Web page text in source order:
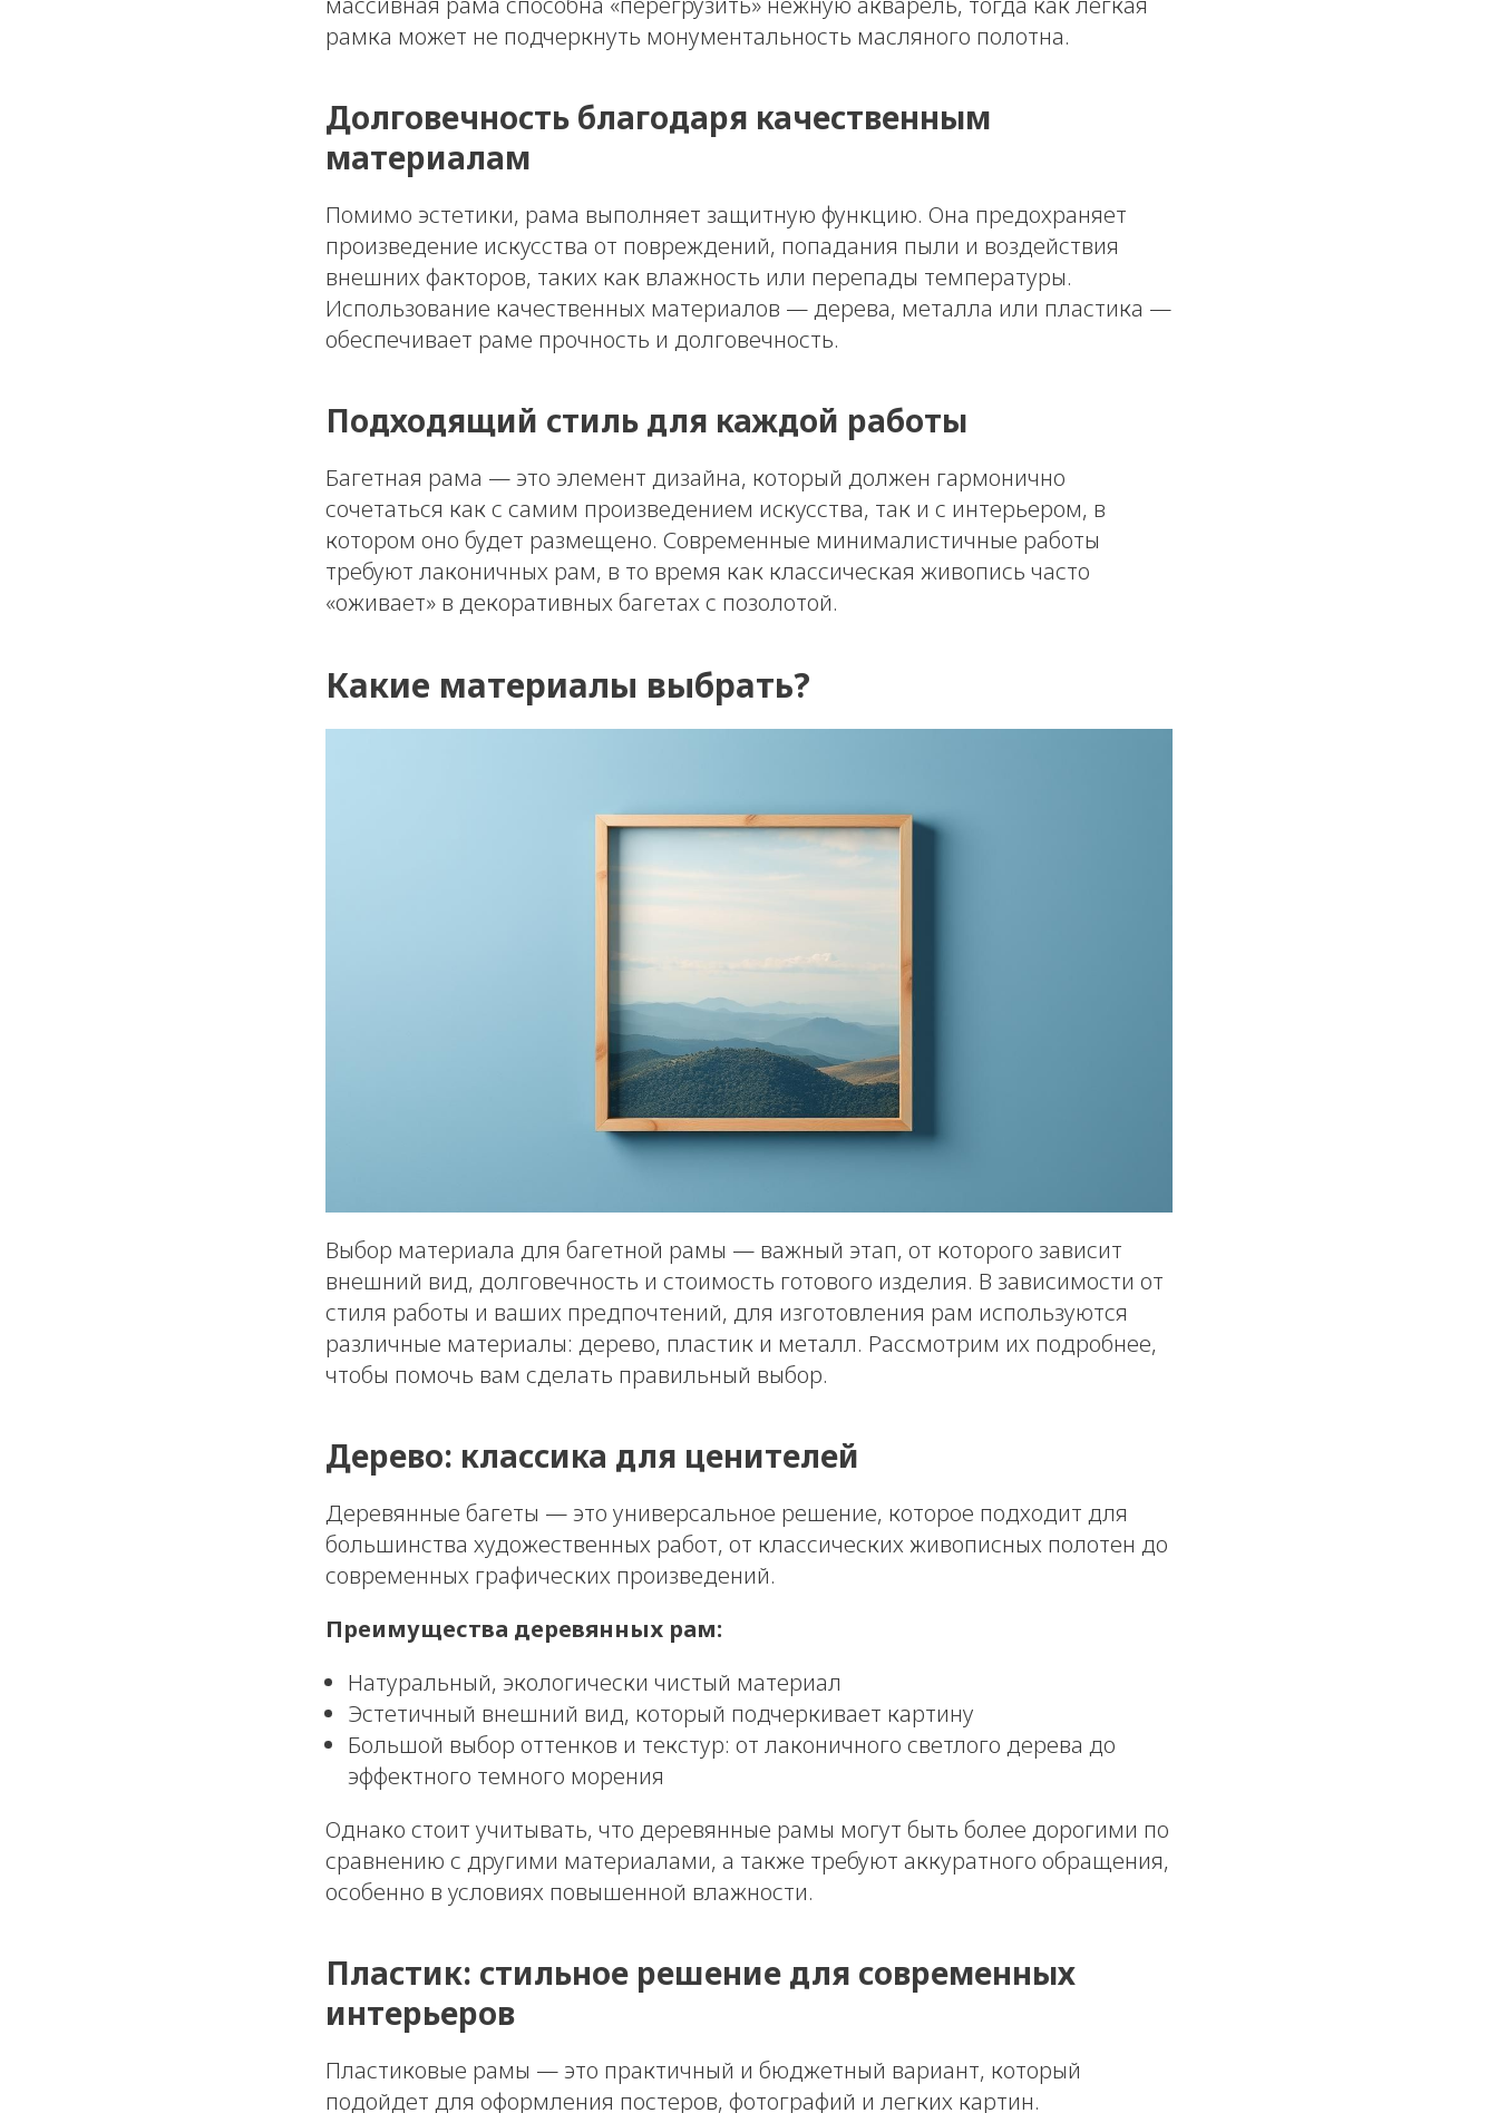
рамка может не подчеркнуть монументальность масляного полотна.
Долговечность благодаря качественным
материалам
Помимо эстетики, рама выполняет защитную функцию. Она предохраняет
произведение искусства от повреждений, попадания пыли и воздействия
внешних факторов, таких как влажность или перепады температуры.
Использование качественных материалов — дерева, металла или пластика —
обеспечивает раме прочность и долговечность.
Подходящий стиль для каждой работы
Багетная рама — это элемент дизайна, который должен гармонично
сочетаться как с самим произведением искусства, так и с интерьером, в
котором оно будет размещено. Современные минималистичные работы
требуют лаконичных рам, в то время как классическая живопись часто
«оживает» в декоративных багетах с позолотой.
Какие материалы выбрать?
Выбор материала для багетной рамы — важный этап, от которого зависит
внешний вид, долговечность и стоимость готового изделия. В зависимости от
стиля работы и ваших предпочтений, для изготовления рам используются
различные материалы: дерево, пластик и металл. Рассмотрим их подробнее,
чтобы помочь вам сделать правильный выбор.
Дерево: классика для ценителей
Деревянные багеты — это универсальное решение, которое подходит для
большинства художественных работ, от классических живописных полотен до
современных графических произведений.
Преимущества деревянных рам:
Натуральный, экологически чистый материал
Эстетичный внешний вид, который подчеркивает картину
Большой выбор оттенков и текстур: от лаконичного светлого дерева до
эффектного темного морения
Однако стоит учитывать, что деревянные рамы могут быть более дорогими по
сравнению с другими материалами, а также требуют аккуратного обращения,
особенно в условиях повышенной влажности.
Пластик: стильное решение для современных
интерьеров
Пластиковые рамы — это практичный и бюджетный вариант, который
подойдет для оформления постеров, фотографий и легких картин.